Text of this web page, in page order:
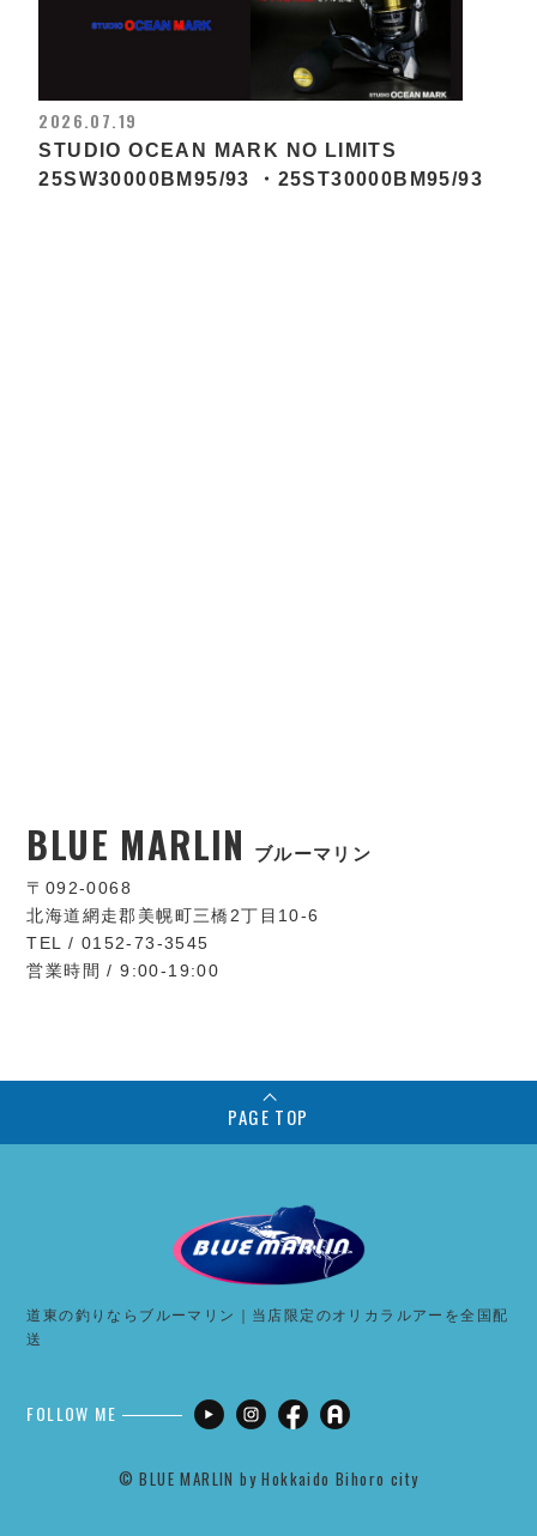
2026.07.19
STUDIO OCEAN MARK NO LIMITS
25SW30000BM95/93 ・25ST30000BM95/93
BLUE MARLIN ブルーマリン
〒092-0068
北海道網走郡美幌町三橋2丁目10-6
TEL / 0152-73-3545
営業時間 / 9:00-19:00
PAGE TOP
道東の釣りならブルーマリン｜当店限定のオリカラルアーを全国配
送
FOLLOW ME
©︎ BLUE MARLIN by Hokkaido Bihoro city